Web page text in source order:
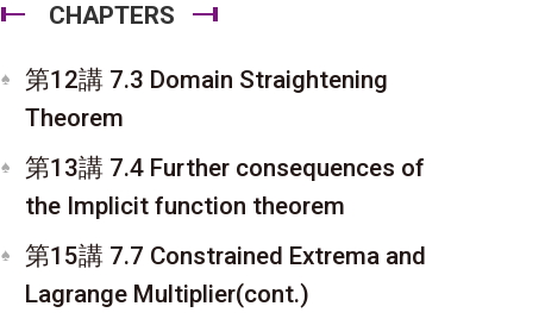
CHAPTERS
第12講 7.3 Domain Straightening
Theorem
第13講 7.4 Further consequences of
the Implicit function theorem
第15講 7.7 Constrained Extrema and
Lagrange Multiplier(cont.)